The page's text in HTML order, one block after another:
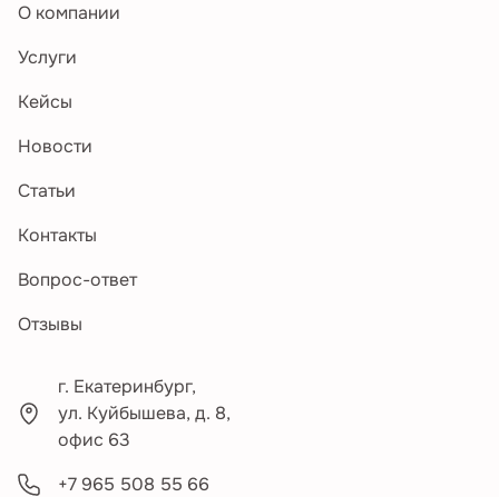
О компании
Услуги
Кейсы
Новости
Статьи
Контакты
Вопрос-ответ
Отзывы
г. Екатеринбург,
ул. Куйбышева, д. 8,
офис 63
+7 965 508 55 66